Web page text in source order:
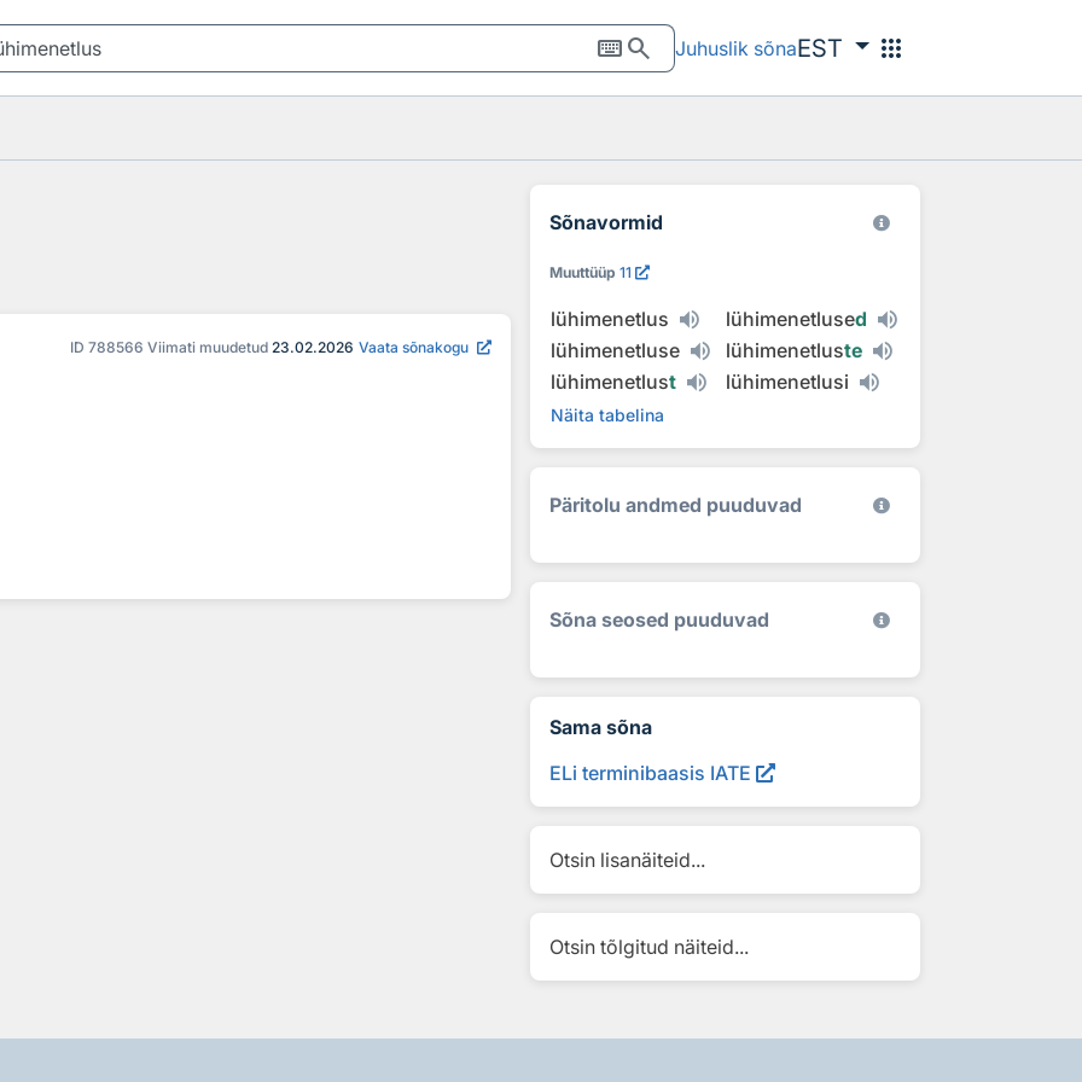
keyboardsearch Juhuslik sõnaEST apps
ID 788566 Viimati muudetud 23.02.2026 Vaata sõnakogu
Sõnavormid
Muuttüüp 11
lühimenetlus lühimenetlused
lühimenetluse
lühimenetluste
lühimenetlust lühimenetlusi
Näita tabelina
Päritolu andmed puuduvad
Sõna seosed puuduvad
Sama sõna
ELi terminibaasis IATE
Otsin lisanäiteid...
Otsin tõlgitud näiteid...